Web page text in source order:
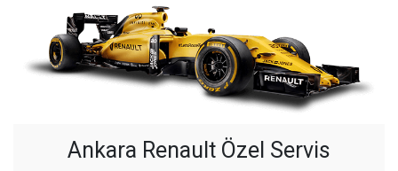
Ankara Renault Özel Servis